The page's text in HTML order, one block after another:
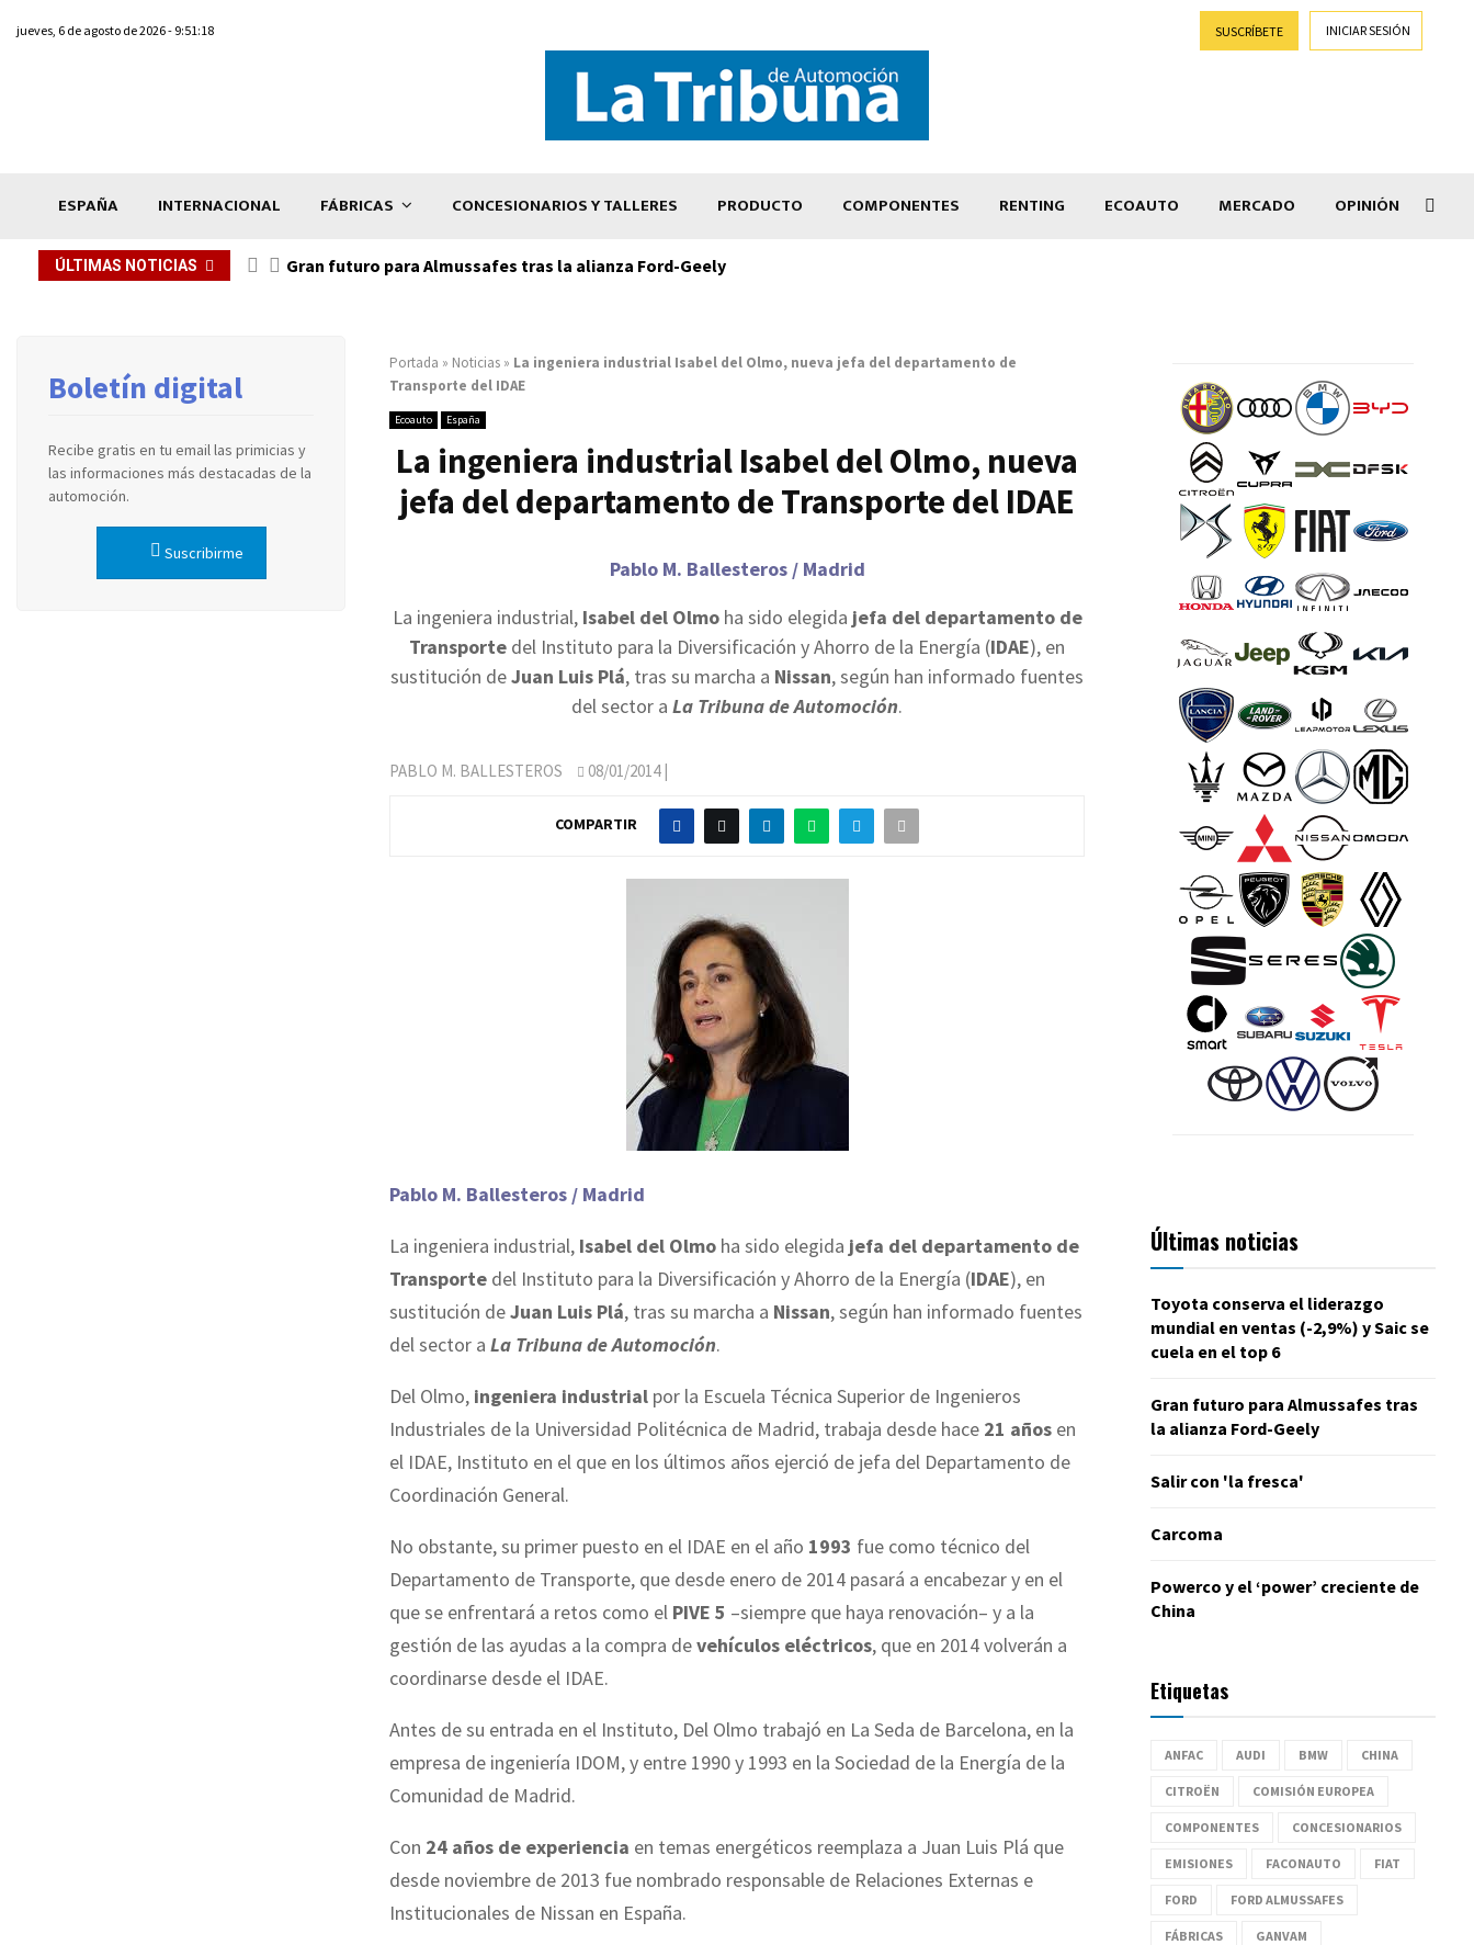
jueves, 6 de agosto de 2026 - 9:51:18 SUSCRÍBETE INICIAR SESIÓN
ESPAÑA INTERNACIONAL FÁBRICAS CONCESIONARIOS Y TALLERES PRODUCTO COMPONENTES RENTING ECOAUTO MERCADO OPINIÓN
ÚLTIMAS NOTICIAS Gran futuro para Almussafes tras la alianza Ford-Geely
Portada » Noticias » La ingeniera industrial Isabel del Olmo, nueva jefa del departamento de
Transporte del IDAE
Ecoauto España
La ingeniera industrial Isabel del Olmo, nueva
jefa del departamento de Transporte del IDAE
Pablo M. Ballesteros / Madrid
La ingeniera industrial, Isabel del Olmoha sido elegida jefa del departamento de
Transporte del Instituto para la Diversificación y Ahorro de la Energía (IDAE), en
sustitución deJuan Luis Plá, tras su marcha a Nissan, según han informado fuentes
del sector a La Tribuna de Automoción.
PABLO M. BALLESTEROS 08/01/2014|
COMPARTIR
Pablo M. Ballesteros / Madrid
La ingeniera industrial, Isabel del Olmo ha sido elegida jefa del departamento de
Transporte del Instituto para la Diversificación y Ahorro de la Energía (IDAE), en
sustitución deJuan Luis Plá, tras su marcha a Nissan, según han informado fuentes
del sector a La Tribuna de Automoción.
Del Olmo, ingeniera industrial por la Escuela Técnica Superior de Ingenieros
Industriales de la Universidad Politécnica de Madrid, trabaja desde hace 21 años en
el IDAE, Instituto en el que en los últimos años ejerció de jefa del Departamento de
Coordinación General.
No obstante, su primer puesto en el IDAE en el año 1993 fue como técnico del
Departamento de Transporte, que desde enero de 2014 pasará a encabezar y en el
que se enfrentará a retos como el PIVE 5 –siempre que haya renovación– y a la
gestión de las ayudas a la compra devehículos eléctricos, que en 2014 volverán a
coordinarse desde el IDAE.
Antes de su entrada en el Instituto, Del Olmo trabajó en La Seda de Barcelona, en la
empresa de ingeniería IDOM, y entre 1990 y 1993 en la Sociedad de la Energía de la
Comunidad de Madrid.
Con 24 años de experiencia en temas energéticos reemplaza a Juan Luis Plá que
desde noviembre de 2013 fue nombrado responsable de Relaciones Externas e
Institucionales de Nissan en España.
Boletín digital
Recibe gratis en tu email las primicias y
las informaciones más destacadas de la
automoción.
Suscribirme
Últimas noticias
Toyota conserva el liderazgo
mundial en ventas (-2,9%) y Saic se
cuela en el top 6
Gran futuro para Almussafes tras
la alianza Ford-Geely
Salir con 'la fresca'
Carcoma
Powerco y el ‘power’ creciente de
China
Etiquetas
ANFAC AUDI BMW CHINA
CITROËN COMISIÓN EUROPEA
COMPONENTES CONCESIONARIOS
EMISIONES FACONAUTO FIAT
FORD FORD ALMUSSAFES
FÁBRICAS GANVAM